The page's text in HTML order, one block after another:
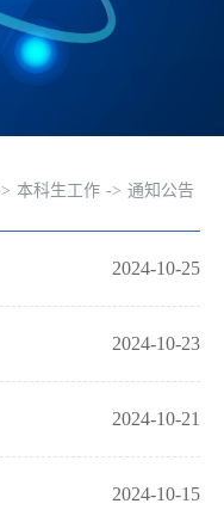
本科生工作 -> 通知公告
2024-10-25
2024-10-23
2024-10-21
2024-10-15